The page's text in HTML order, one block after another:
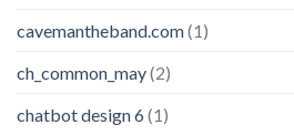
cavemantheband.com(1)
ch_common_may(2)
chatbot design 6(1)